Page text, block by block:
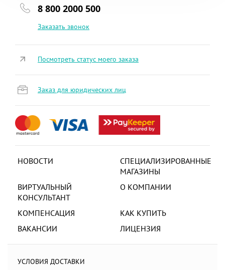
8 800 2000 500
Заказать звонок
НОВОСТИ
СПЕЦИАЛИЗИРОВАННЫЕ
МАГАЗИНЫ
ВИРТУАЛЬНЫЙ
КОНСУЛЬТАНТ
О КОМПАНИИ
КОМПЕНСАЦИЯ
КАК КУПИТЬ
ВАКАНСИИ
ЛИЦЕНЗИЯ
УСЛОВИЯ ДОСТАВКИ
Посмотреть статус моего заказа
Заказ для юридических лиц